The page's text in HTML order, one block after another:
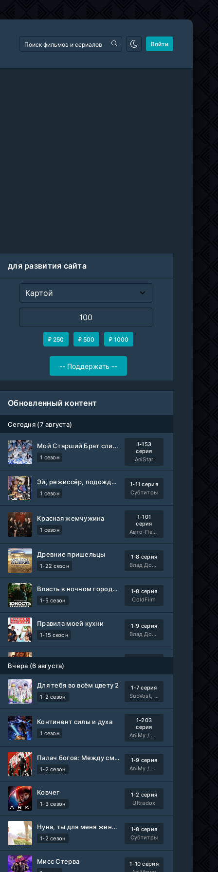
Войти
для развития сайта
₽ 250 ₽ 500 ₽ 1000
Обновленный контент
Сегодня (7 августа)
Мой Старший Брат слишком стабилен
1 сезон
1-153
серия
AniStar
Эй, режиссёр, подождите!
1 сезон
1-11 серия
Субтитры
Красная жемчужина
1 сезон
1-101
серия
Авто-Перевод
Древние пришельцы
1-22 сезон
1-8 серия
Влад Дорф
Власть в ночном городе. Книга третья: Юность Кэнена
1-5 сезон
1-8 серия
ColdFilm
Правила моей кухни
1-15 сезон
1-9 серия
Влад Дорф
Фильм
Счастливы ли мы?
Фильм
WEB-Rip
Синема УС
Любовь на розлив
Фильм
WEB-Rip
@MUZOBOZ@
Ольмо
Фильм
WEB-Rip
@MUZOBOZ@
Наши счастливые дни
1 сезон
1-92
серия
Последний повар
1-28
серия
Субтитры
Вчера (6 августа)
Для тебя во всём цвету 2
1-2 сезон
1-7 серия
SubVost, Манипулятор
Континент силы и духа
1 сезон
1-203
серия
AniMy / RuChiMe
Палач богов: Между смертным и божественным царством 2
1-2 сезон
1-9 серия
AniMy / RuChiMe
Ковчег
1-3 сезон
1-2 серия
Ultradox
Нуна, ты для меня женщина 2
1-2 сезон
1-8 серия
Субтитры
Мисс Стерва
1-10 серия